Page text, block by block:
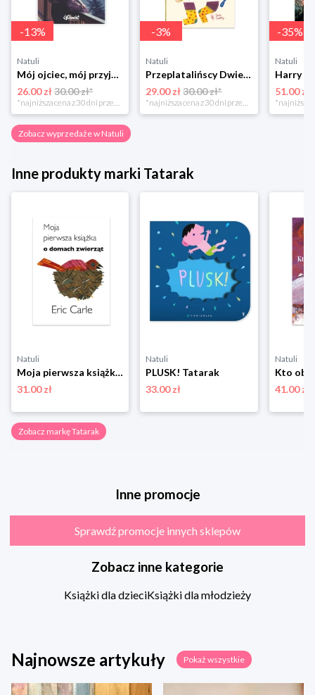
-13%
Natuli
Mój ojciec, mój przyjaciel Element
26.00 zł30.00 zł*
*najniższa cena z 30 dni przed obniżką
-3%
Natuli
Przeplatalińscy Dwie siostry
29.00 zł 30.00 zł*
*najniższa cena z 30 dni przed obniżką
-35%
Natuli
51.00 zł
Zobacz wyprzedaże w Natuli
Inne produkty marki Tatarak
Natuli
Moja pierwsza książka o domach zwierząt Tatarak
31.00 zł
Natuli
PLUSK! Tatarak
33.00 zł
Natuli
41.00 zł
Zobacz markę Tatarak
Inne promocje
Sprawdź promocje innych sklepów
Zobacz inne kategorie
Książki dla dzieciKsiążki dla młodzieży
Najnowsze artykuły Pokaż wszystkie